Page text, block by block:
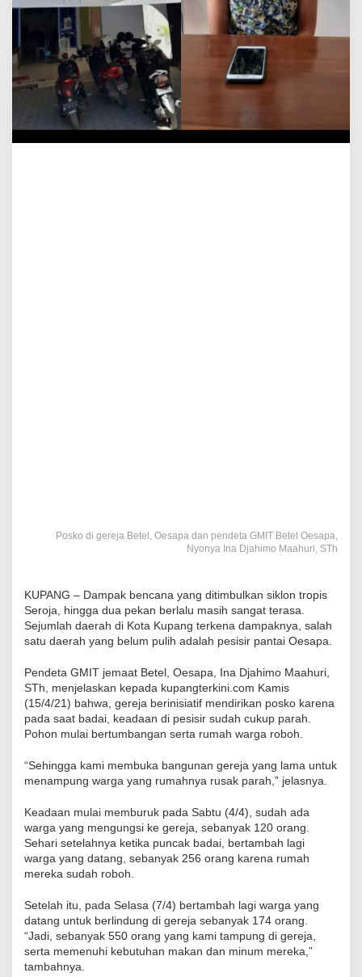
Posko di gereja Betel, Oesapa dan pendeta GMIT Betel Oesapa,
Nyonya Ina Djahimo Maahuri, STh
KUPANG – Dampak bencana yang ditimbulkan siklon tropis
Seroja, hingga dua pekan berlalu masih sangat terasa.
Sejumlah daerah di Kota Kupang terkena dampaknya, salah
satu daerah yang belum pulih adalah pesisir pantai Oesapa.
Pendeta GMIT jemaat Betel, Oesapa, Ina Djahimo Maahuri,
STh, menjelaskan kepada kupangterkini.com Kamis
(15/4/21) bahwa, gereja berinisiatif mendirikan posko karena
pada saat badai, keadaan di pesisir sudah cukup parah.
Pohon mulai bertumbangan serta rumah warga roboh.
“Sehingga kami membuka bangunan gereja yang lama untuk
menampung warga yang rumahnya rusak parah,” jelasnya.
Keadaan mulai memburuk pada Sabtu (4/4), sudah ada
warga yang mengungsi ke gereja, sebanyak 120 orang.
Sehari setelahnya ketika puncak badai, bertambah lagi
warga yang datang, sebanyak 256 orang karena rumah
mereka sudah roboh.
Setelah itu, pada Selasa (7/4) bertambah lagi warga yang
datang untuk berlindung di gereja sebanyak 174 orang.
“Jadi, sebanyak 550 orang yang kami tampung di gereja,
serta memenuhi kebutuhan makan dan minum mereka,”
tambahnya.